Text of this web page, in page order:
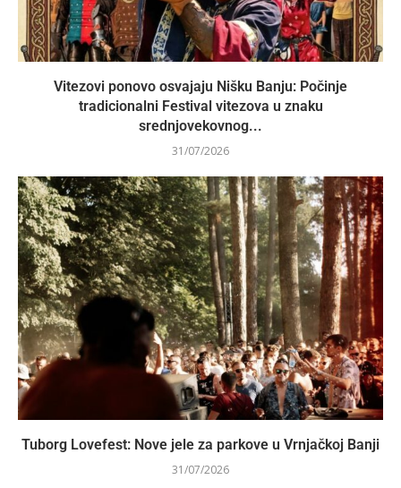
Vitezovi ponovo osvajaju Nišku Banju: Počinje
tradicionalni Festival vitezova u znaku
srednjovekovnog...
31/07/2026
Tuborg Lovefest: Nove jele za parkove u Vrnjačkoj Banji
31/07/2026